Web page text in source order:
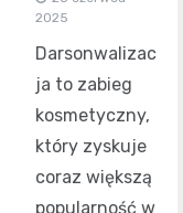
2025
Darsonwalizac
ja to zabieg
kosmetyczny,
który zyskuje
coraz większą
popularność w